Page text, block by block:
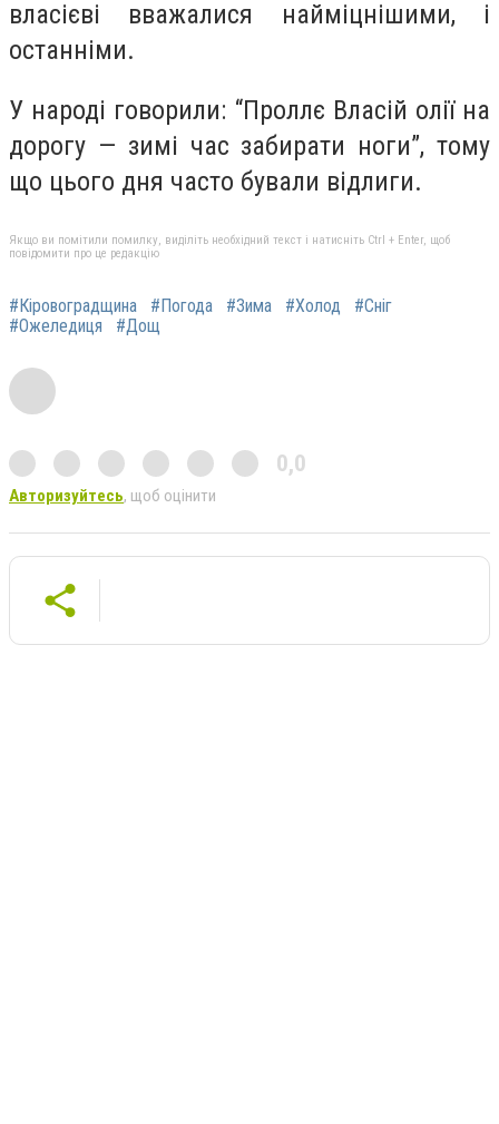
власієві вважалися найміцнішими, і
останніми.
У народі говорили: “Проллє Власій олії на
дорогу — зимі час забирати ноги”, тому
що цього дня часто бували відлиги.
Якщо ви помітили помилку, виділіть необхідний текст і натисніть Ctrl + Enter, щоб
повідомити про це редакцію
#Кіровоградщина #Погода #Зима #Холод
#Сніг
#Ожеледиця
#Дощ
0,0
Авторизуйтесь, щоб оцінити